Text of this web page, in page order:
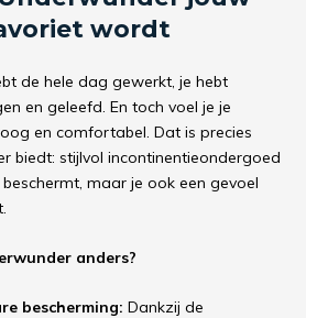
wordt
de hele dag gewerkt, je hebt
en geleefd. En toch voel je je
en comfortabel. Dat is precies
biedt: stijlvol incontinentieondergoed
maar je ook een gevoel
anders?
bescherming: Dankzij de